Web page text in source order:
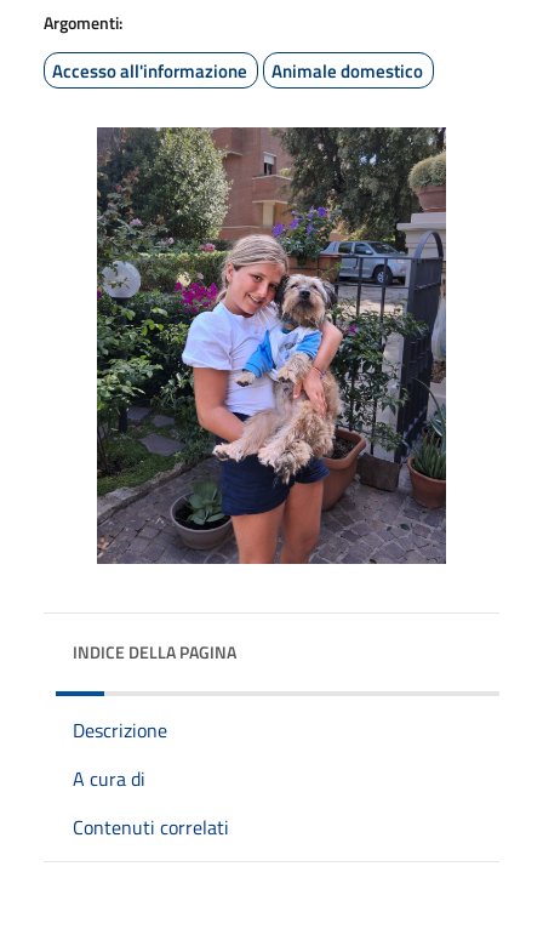
Argomenti:
Accesso all'informazione Animale domestico
INDICE DELLA PAGINA
Descrizione
A cura di
Contenuti correlati